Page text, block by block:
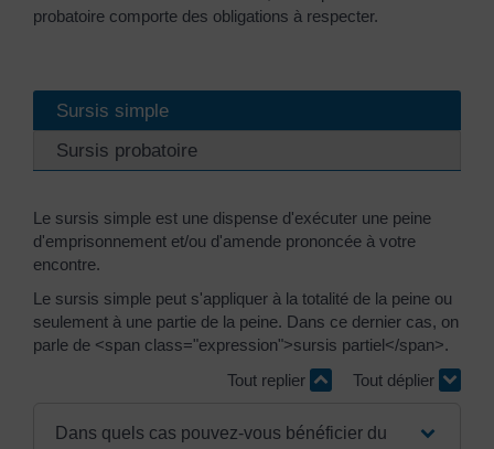
probatoire comporte des obligations à respecter.
Sursis simple
Sursis probatoire
Le sursis simple est une dispense d'exécuter une peine
d'emprisonnement et/ou d'amende prononcée à votre
encontre.
Le sursis simple peut s'appliquer à la totalité de la peine ou
seulement à une partie de la peine. Dans ce dernier cas, on
parle de <span class="expression">sursis partiel</span>.
Tout replier
Tout déplier
Dans quels cas pouvez-vous bénéficier du